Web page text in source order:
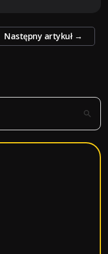
Następny artykuł →